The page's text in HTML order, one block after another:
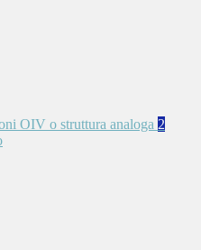
OIV o struttura analoga 2